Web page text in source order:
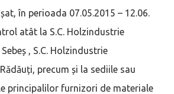
în perioada 07.05.2015 – 12.06.
atât la S.C. Holzindustrie
, S.C. Holzindustrie
precum și la sediile sau
principalilor furnizori de materiale